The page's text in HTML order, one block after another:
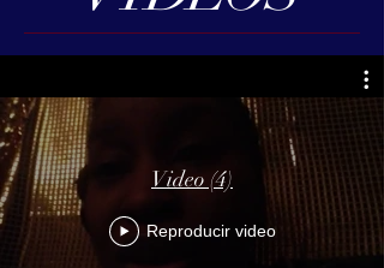
Video (4)
Reproducir video